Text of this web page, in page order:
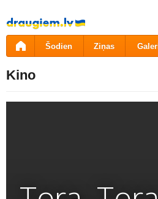
Pāriet
uz
saturu
Šodien Ziņas
Kino